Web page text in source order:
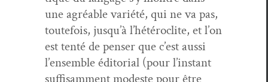
une agréable var­iété, qui ne va pas,
toute­fois, jusqu’à l’hétéroclite, et l’on
est ten­té de penser que c’est aus­si
l’ensemble édi­to­r­i­al (pour l’instant
suff­isam­ment mod­este pour être